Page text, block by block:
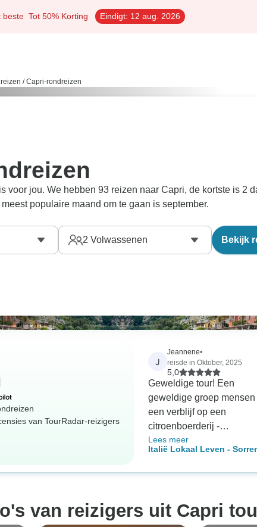
beste Tot 50% Korting Eindigt: 12 aug. 2026
/ Capri-rondreizen
voor jou. We hebben 93 reizen naar Capri, de kortste is 2
populaire maand om te gaan is september.
2 Volwassenen Bekijk
van TourRadar-reizigers
J
Jeannene•
reisde in Oktober, 2025
5,0
Geweldige tour! Een
geweldige groep mensen
een verblijf op een
citroenboerderij -
ontspannend en zo leuk!
Lees meer
Italië Lokaal Leven -
van reizigers uit Capri